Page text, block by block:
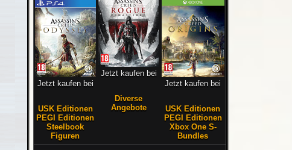
Jetzt kaufen bei
USK Editionen
PEGI Editionen
Steelbook
Figuren
Jetzt kaufen bei
Diverse
Angebote
Jetzt kaufen bei
USK Editionen
PEGI Editionen
Xbox One S-
Bundles